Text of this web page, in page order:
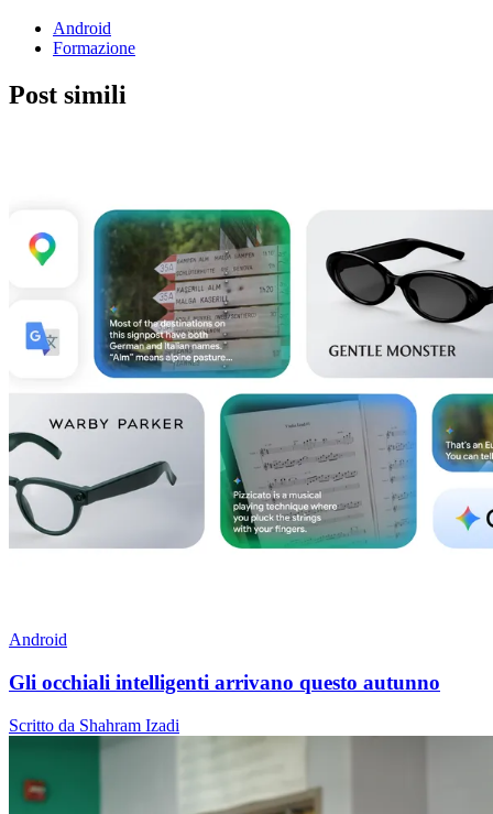
Android
Formazione
Post simili
Android
Gli occhiali intelligenti arrivano questo autunno
Scritto da Shahram Izadi